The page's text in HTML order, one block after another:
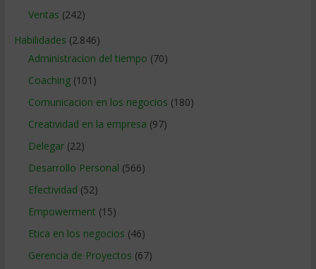
Ventas (242)
Habilidades (2.846)
Administracion del tiempo (70)
Coaching(101)
Comunicacion en los negocios (180)
Creatividad en la empresa (97)
Delegar(22)
Desarrollo Personal (566)
Efectividad (52)
Empowerment (15)
Etica en los negocios (46)
Gerencia de Proyectos (67)